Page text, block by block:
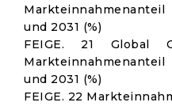
und 2031 (%)
FEIGE. 21 Global
und 2031 (%)
FEIGE. 22